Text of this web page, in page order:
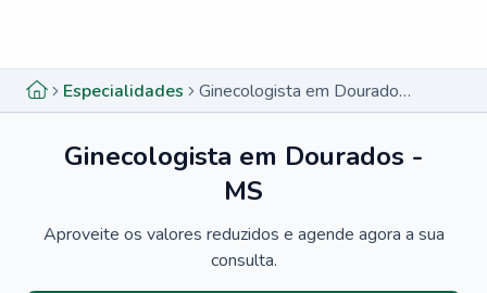
Especialidades Ginecologista em Dourados - MS
Ginecologista em Dourados -
MS
Aproveite os valores reduzidos e agende agora a sua
consulta.